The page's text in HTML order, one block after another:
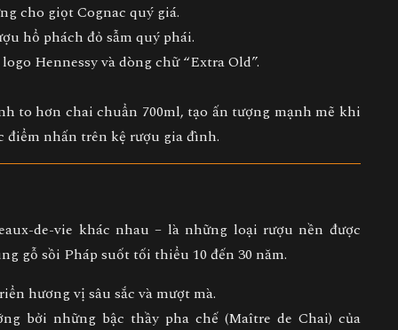
cho giọt Cognac quý giá.
hổ phách đỏ sẫm quý phái.
Hennessy và dòng chữ “Extra Old”.
to hơn chai chuẩn 700ml, tạo ấn tượng mạnh mẽ khi
điểm nhấn trên kệ rượu gia đình.
de-vie khác nhau – là những loại rượu nền được
gỗ sồi Pháp suốttối thiểu 10 đến 30 năm.
hương vị sâu sắc và mượt mà.
bởi những bậc thầy pha chế (Maître de Chai) của